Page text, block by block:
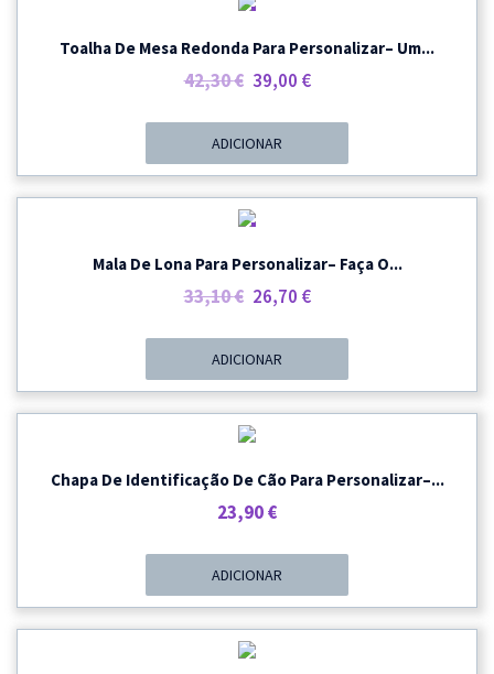
Toalha De Mesa Redonda Para Personalizar– Um...
42,30€ O
Original
Era:
42,30 €.
39,00 €O
É:
39,00 €.
ADICIONAR
Mala De Lona Para Personalizar– Faça O...
33,10€ O
Original
Era:
33,10 €.
26,70 €O
É:
26,70 €.
ADICIONAR
Chapa De Identificação De Cão Para Personalizar–...
23,90€
ADICIONAR